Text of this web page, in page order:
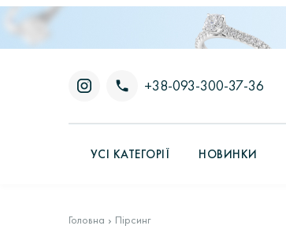
+38-093-300-37-36
УСІ КАТЕГОРІЇ НОВИНКИ
Головна Пірсинг